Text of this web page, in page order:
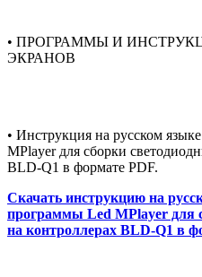
• ПРОГРАММЫ И
ЭКРАНОВ
• Инструкция на русском
MPlayer для сборки
BLD-Q1 в формате PDF.
Скачать инструкцию на
программы Led MPlayer для
на контроллерах BLD-Q1 в